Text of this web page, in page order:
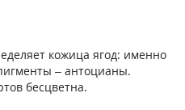
кожица ягод: именно
– антоцианы.
бесцветна.